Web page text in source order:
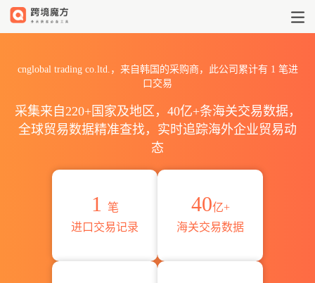
cnglobal trading co.ltd.，来自韩国的采购商，此公司累计有 1 笔进
口交易
采集来自220+国家及地区，40亿+条海关交易数据，
全球贸易数据精准查找，实时追踪海外企业贸易动
态
1
笔
进口交易记录
40亿+
海关交易数据